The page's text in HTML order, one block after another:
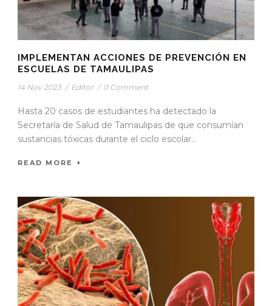
IMPLEMENTAN ACCIONES DE PREVENCIÓN EN
ESCUELAS DE TAMAULIPAS
14 Nov 2023 / Editor / 0 Comment
Hasta 20 casos de estudiantes ha detectado la
Secretaría de Salud de Tamaulipas de que consumían
sustancias tóxicas durante el ciclo escolar...
READ MORE